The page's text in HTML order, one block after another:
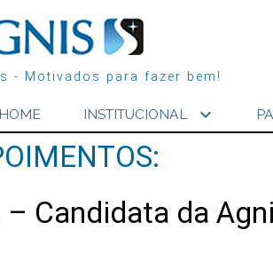
- Motivados para fazer bem!
HOME INSTITUCIONAL expand_more
– Candidata da